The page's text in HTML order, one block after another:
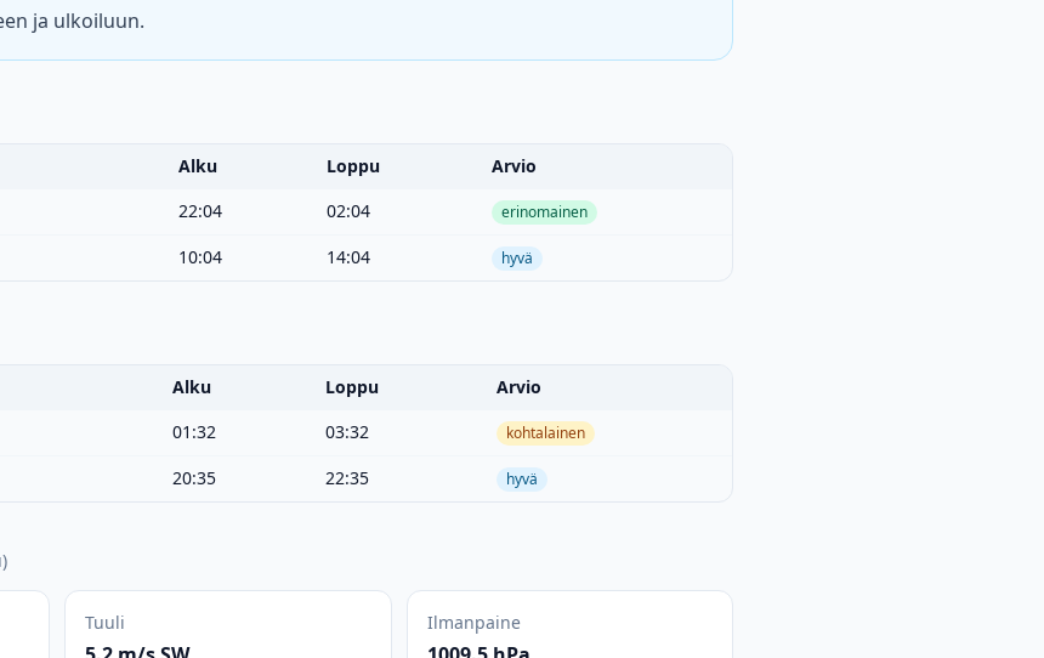
ja ulkoiluun.
Alku Loppu
Arvio
22:04 02:04 erinomainen
10:04 14:04 hyvä
Alku Loppu
Arvio
01:32 03:32 kohtalainen
20:35 22:35 hyvä
)
Tuuli Ilmanpaine